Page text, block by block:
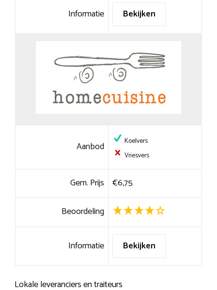
Informatie Bekijken
Aanbod
Koelvers
Vriesvers
Gem. Prijs €6,75
Beoordeling
Informatie Bekijken
Lokale leveranciers en traiteurs